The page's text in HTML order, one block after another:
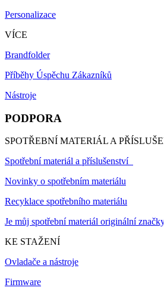
Personalizace
VÍCE
Brandfolder
Příběhy Úspěchu Zákazníků
Nástroje
PODPORA
SPOTŘEBNÍ MATERIÁL A
Spotřební materiál a příslušenství
Novinky o spotřebním materiálu
Recyklace spotřebního materiálu
Je můj spotřební materiál originální
KE STAŽENÍ
Ovladače a nástroje
Firmware